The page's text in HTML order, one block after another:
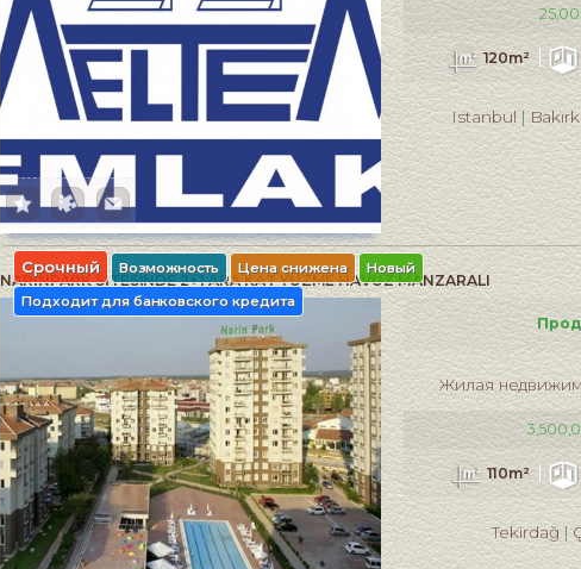
120m²
Istanbul
NARİNPARK SİTESİNDE 2+1 ARA KAT YÜZME HAVUZ MANZARALI
Срочный Возможность Цена снижена
Новый
Подходит для банковского кредита
Жилая
110m²
Tekirdağ